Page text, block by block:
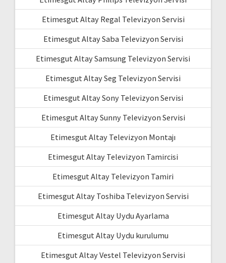
Etimesgut Altay Regal Televizyon Servisi
Etimesgut Altay Saba Televizyon Servisi
Etimesgut Altay Samsung Televizyon Servisi
Etimesgut Altay Seg Televizyon Servisi
Etimesgut Altay Sony Televizyon Servisi
Etimesgut Altay Sunny Televizyon Servisi
Etimesgut Altay Televizyon Montajı
Etimesgut Altay Televizyon Tamircisi
Etimesgut Altay Televizyon Tamiri
Etimesgut Altay Toshiba Televizyon Servisi
Etimesgut Altay Uydu Ayarlama
Etimesgut Altay Uydu kurulumu
Etimesgut Altay Vestel Televizyon Servisi